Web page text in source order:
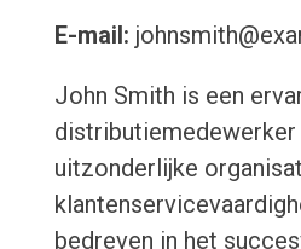
E-mail:
John Smith is een
uitzonderlijke
bedreven in het